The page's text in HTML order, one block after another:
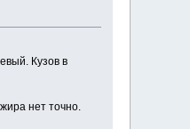
Кузов в
нет точно.